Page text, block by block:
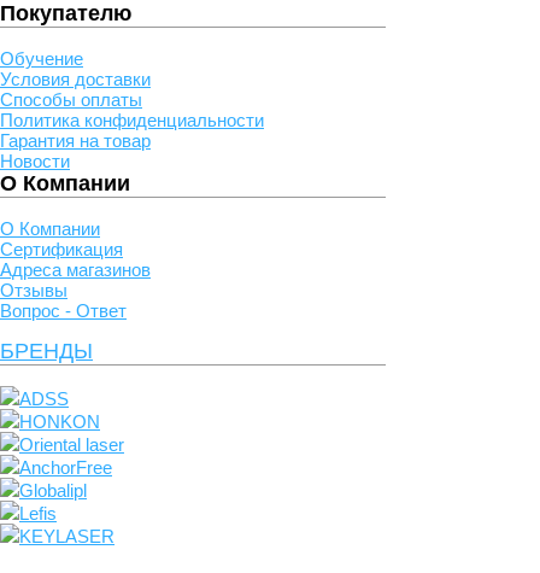
Покупателю
Обучение
Условия доставки
Способы оплаты
Политика конфиденциальности
Гарантия на товар
Новости
О Компании
О Компании
Сертификация
Адреса магазинов
Отзывы
Вопрос - Ответ
БРЕНДЫ
ADSS
HONKON
Oriental laser
AnchorFree
Globalipl
Lefis
KEYLASER